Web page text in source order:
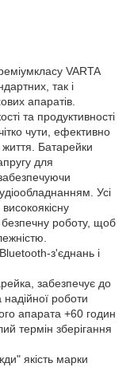
VARTA
так і
апаратів.
та продуктивності
чути, ефективно
життя. Батарейки
для
Усі
безпечну роботу, щоб
з'єднань і
забезпечує до
надійної роботи
апарата +60 годин
термін зберігання
якість марки